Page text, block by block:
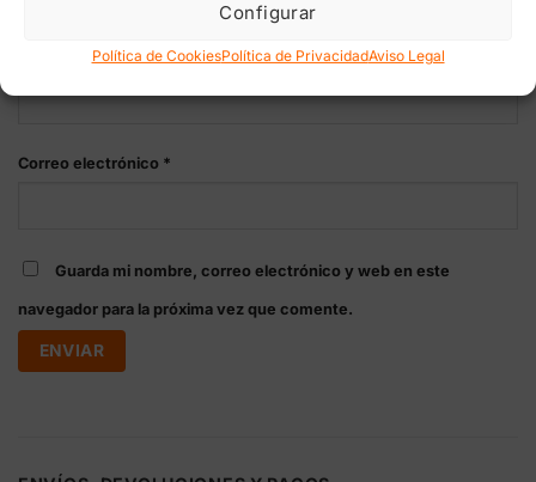
Configurar
Política de CookiesPolítica de PrivacidadAviso Legal
Correo electrónico *
Guarda mi nombre, correo electrónico y web en este
navegador para la próxima vez que comente.